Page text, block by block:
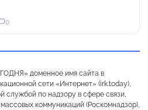
0
доменное имя сайта в
сети «Интернет» (irk.today),
службой по надзору в сфере связи,
коммуникаций (Роскомнадзор),